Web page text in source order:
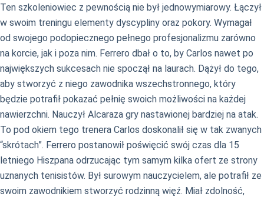
Ten szkoleniowiec z pewnością nie był jednowymiarowy. Łączył
w swoim treningu elementy dyscypliny oraz pokory. Wymagał
od swojego podopiecznego pełnego profesjonalizmu zarówno
na korcie, jak i poza nim. Ferrero dbał o to, by Carlos nawet po
największych sukcesach nie spoczął na laurach. Dążył do tego,
aby stworzyć z niego zawodnika wszechstronnego, który
będzie potrafił pokazać pełnię swoich możliwości na każdej
nawierzchni. Nauczył Alcaraza gry nastawionej bardziej na atak.
To pod okiem tego trenera Carlos doskonalił się w tak zwanych
“skrótach”. Ferrero postanowił poświęcić swój czas dla 15
letniego Hiszpana odrzucając tym samym kilka ofert ze strony
uznanych tenisistów. Był surowym nauczycielem, ale potrafił ze
swoim zawodnikiem stworzyć rodzinną więź. Miał zdolność,